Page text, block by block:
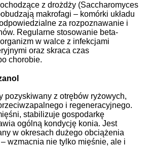
z drożdży (Saccharomyces
makrofagi – komórki układu
za rozpoznawanie i
Regularne stosowanie beta-
w walce z infekcjami
oraz skraca czas
chorobie.
pozyskiwany z otrębów ryżowych,
i regeneracyjnego.
stabilizuje gospodarkę
ogólną kondycję konia. Jest
w okresach dużego obciążenia
wzmacnia nie tylko mięśnie, ale i